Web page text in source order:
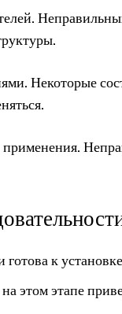
Некоторые
к
этом этапе